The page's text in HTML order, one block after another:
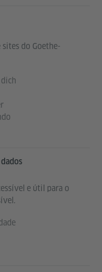
sites do Goethe-
e útil para o